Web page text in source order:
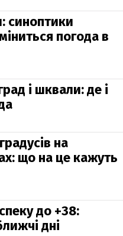
синоптики
погода в
і шквали: де і
на
що на це кажуть
до +38:
дні